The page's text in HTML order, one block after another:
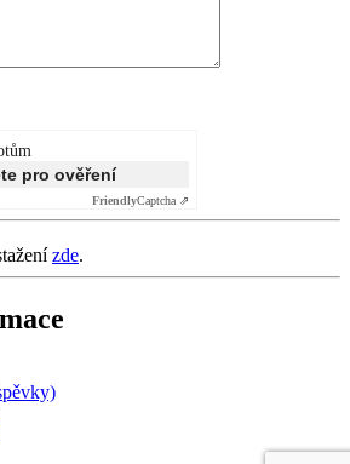
pro ověření
FriendlyCaptcha ⇗
zde.